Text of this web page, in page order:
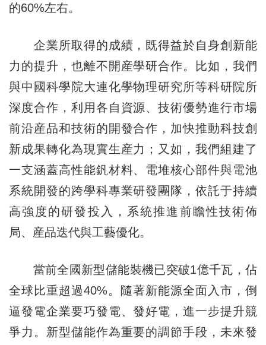
的60%左右。
企業所取得的成績，既得益於自身創新能
力的提升，也離不開産學研合作。比如，我們
與中國科學院大連化學物理研究所等科研院所
深度合作，利用各自資源、技術優勢進行市場
前沿産品和技術的開發合作，加快推動科技創
新成果轉化為現實生産力；又如，我們組建了
一支涵蓋高性能釩材料、電堆核心部件與電池
系統開發的跨學科專業研發團隊，依託于持續
高強度的研發投入，系統推進前瞻性技術佈
局、産品迭代與工藝優化。
當前全國新型儲能裝機已突破1億千瓦，佔
全球比重超過40%。隨著新能源全面入市，倒
逼發電企業要巧發電、發好電，進一步提升競
爭力。新型儲能作為重要的調節手段，未來發